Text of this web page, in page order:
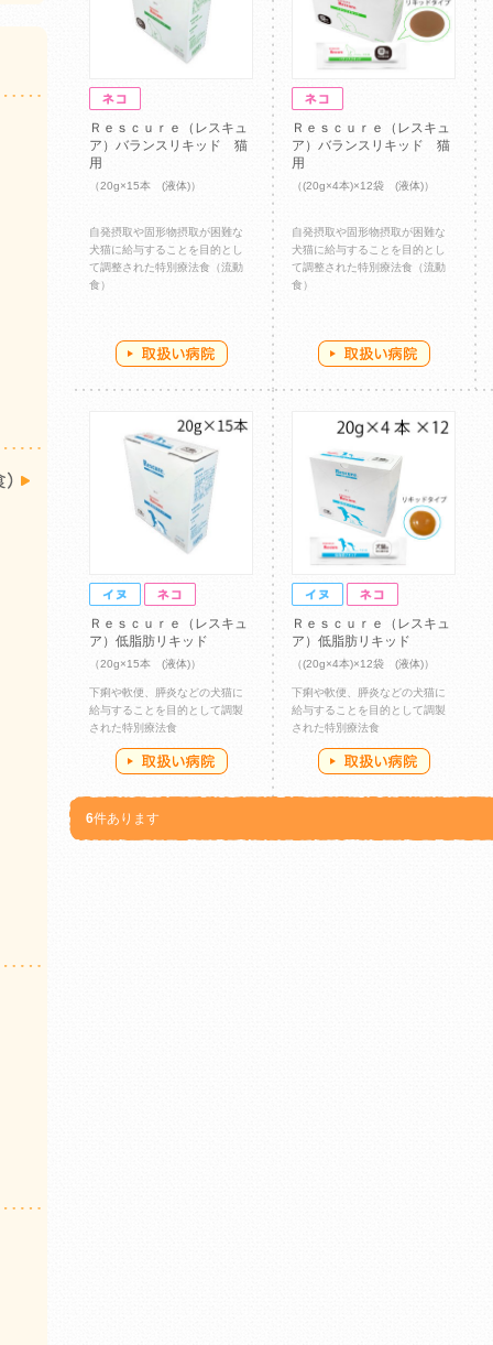
Ｒｅｓｃｕｒｅ（レスキュ
ア）バランスリキッド 猫
用
（20g×15本 (液体)）
自発摂取や固形物摂取が困難な
犬猫に給与することを目的とし
て調整された特別療法食（流動
食）
Ｒｅｓｃｕｒｅ（レスキュ
ア）バランスリキッド 猫
用
（(20g×4本)×12袋 (液体)）
自発摂取や固形物摂取が困難な
犬猫に給与することを目的とし
て調整された特別療法食（流動
食）
Ｒｅｓｃｕｒｅ（レスキュ
ア）低脂肪リキッド
（20g×15本 (液体)）
下痢や軟便、膵炎などの犬猫に
給与することを目的として調製
された特別療法食
Ｒｅｓｃｕｒｅ（レスキュ
ア）低脂肪リキッド
（(20g×4本)×12袋 (液体)）
下痢や軟便、膵炎などの犬猫に
給与することを目的として調製
された特別療法食
6件あります